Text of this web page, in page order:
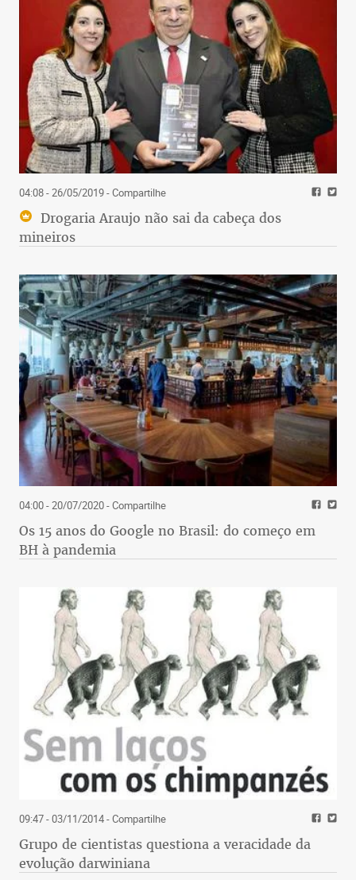
04:08 - 26/05/2019- Compartilhe
Drogaria Araujo não sai da cabeça dos
mineiros
04:00 - 20/07/2020- Compartilhe
Os 15 anos do Google no Brasil: do começo em
BH à pandemia
09:47 - 03/11/2014- Compartilhe
Grupo de cientistas questiona a veracidade da
evolução darwiniana